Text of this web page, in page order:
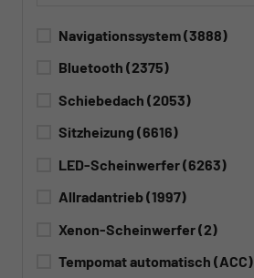
Navigationssystem(3888)
Bluetooth (2375)
Schiebedach (2053)
Sitzheizung (6616)
LED-Scheinwerfer(6263)
Allradantrieb(1997)
Xenon-Scheinwerfer(2)
Tempomat automatisch (ACC)